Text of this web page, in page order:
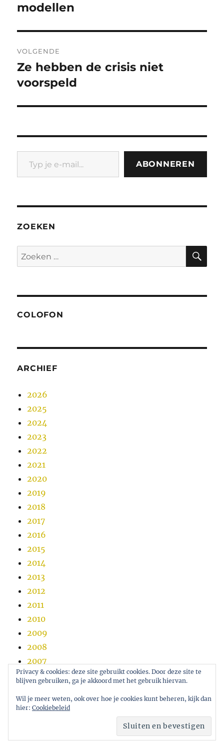
bericht:
modellen
VOLGENDE
Volgend
bericht:
Ze hebben de crisis niet
voorspeld
Typ je e-mail...
ABONNEREN
ZOEKEN
Zoeken
naar:
COLOFON
ARCHIEF
2026
2025
2024
2023
2022
2021
2020
2019
2018
2017
2016
2015
2014
2013
2012
2011
2010
2009
2008
2007
2006
Ondersteund door WordPress
Privacy & cookies: deze site gebruikt cookies. Door deze site te
blijven gebruiken, ga je akkoord met het gebruik hiervan.
Wil je meer weten, ook over hoe je cookies kunt beheren, kijk dan
hier: Cookiebeleid